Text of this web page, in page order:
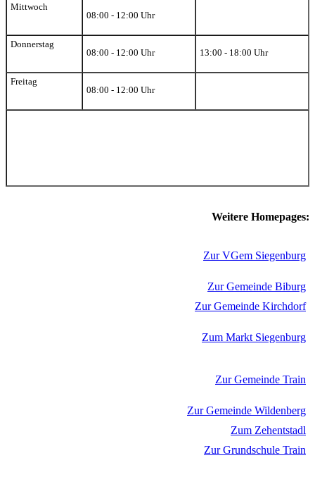
Mittwoch
08:00 - 12:00 Uhr
Donnerstag
08:00 - 12:00 Uhr
13:00 - 18:00 Uhr
Freitag
08:00 - 12:00 Uhr
Weitere Homepages:
Zur VGem Siegenburg
Zur Gemeinde Biburg
Zur Gemeinde Kirchdorf
Zum Markt Siegenburg
Zur Gemeinde Train
Zur Gemeinde Wildenberg
Zum Zehentstadl
Zur Grundschule Train